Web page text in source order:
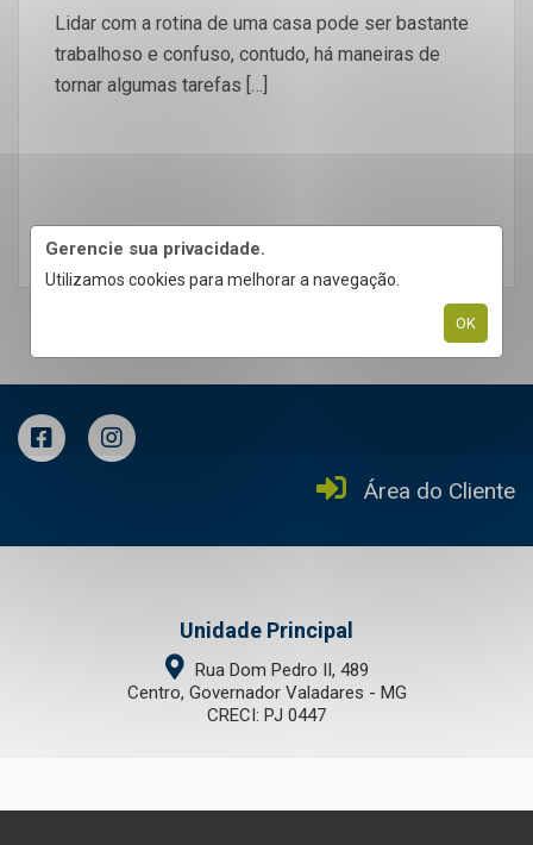
Gerencie sua privacidade.
Utilizamos cookies para melhorar a navegação.
OK
Lidar com a rotina de uma casa pode ser bastante
trabalhoso e confuso, contudo, há maneiras de
tornar algumas tarefas […]
LEIA MAIS
Área do Cliente
Unidade Principal
Rua Dom Pedro II, 489
Centro, Governador Valadares - MG
CRECI: PJ 0447